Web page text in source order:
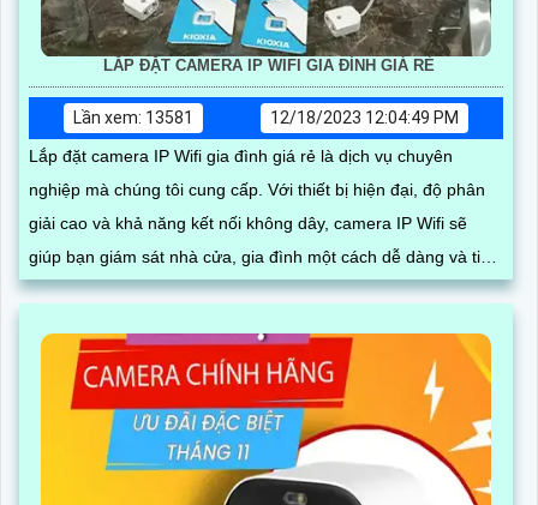
LẮP ĐẶT CAMERA IP WIFI GIA ĐÌNH GIÁ RẺ
Lần xem: 13581
12/18/2023 12:04:49 PM
Lắp đặt camera IP Wifi gia đình giá rẻ là dịch vụ chuyên
nghiệp mà chúng tôi cung cấp. Với thiết bị hiện đại, độ phân
giải cao và khả năng kết nối không dây, camera IP Wifi sẽ
giúp bạn giám sát nhà cửa, gia đình một cách dễ dàng và tiện
lợi